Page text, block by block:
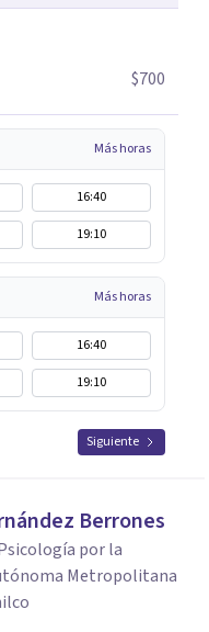
$700
Más horas
16:40
19:10
Más horas
16:40
19:10
Siguiente
Berrones
por la
Metropolitana